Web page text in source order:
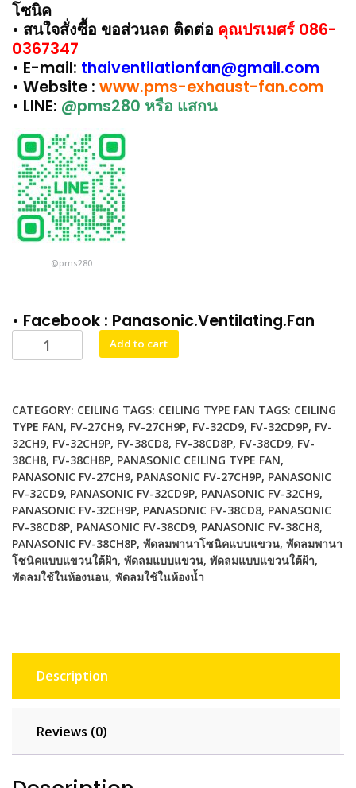
฿14,310.00.฿11,000.00.
โซนิค
• สนใจสั่งซื้อ ขอส่วนลด ติดต่อ คุณปรเมศร์ 086-
0367347
• E-mail: thaiventilationfan@gmail.com
• Website : www.pms-exhaust-fan.com
• LINE: @pms280 หรือ แสกน
@pms280
• Facebook : Panasonic.Ventilating.Fan
Panasonic
FV-
ติด
เพดาน
ฝัง
ฝ้า
quantity
Add to cart
CATEGORY: CEILING TAGS: CEILING TYPE FAN TAGS: CEILING
TYPE FAN, FV-27CH9, FV-27CH9P, FV-32CD9, FV-32CD9P, FV-
32CH9, FV-32CH9P, FV-38CD8, FV-38CD8P, FV-38CD9, FV-
38CH8, FV-38CH8P, PANASONIC CEILING TYPE FAN,
PANASONIC FV-27CH9, PANASONIC FV-27CH9P, PANASONIC
FV-32CD9, PANASONIC FV-32CD9P, PANASONIC FV-32CH9,
PANASONIC FV-32CH9P, PANASONIC FV-38CD8, PANASONIC
FV-38CD8P, PANASONIC FV-38CD9, PANASONIC FV-38CH8,
PANASONIC FV-38CH8P, พัดลมพานาโซนิคแบบแขวน, พัดลมพานา
โซนิคแบบแขวนใต้ฝ้า, พัดลมแบบแขวน, พัดลมแบบแขวนใต้ฝ้า,
พัดลมใช้ในห้องนอน, พัดลมใช้ในห้องน้ำ
Description
Reviews (0)